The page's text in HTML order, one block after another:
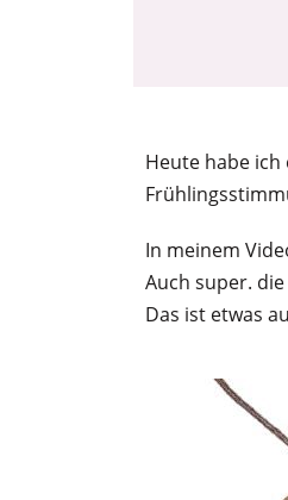
Heute habe
In meinem
Auch super.
Das ist etwas